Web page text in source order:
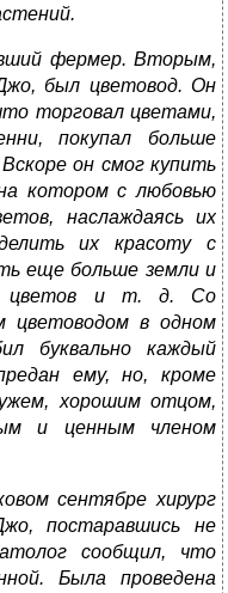
фермер. Вторым,
был цветовод. Он
торговал цветами,
покупал больше
он смог купить
котором с любовью
наслаждаясь их
их красоту с
еще больше земли и
цветов и т. д. Со
цветоводом в одном
буквально каждый
ему, но, кроме
хорошим отцом,
и ценным членом
сентябре хирург
постаравшись не
сообщил, что
Была проведена